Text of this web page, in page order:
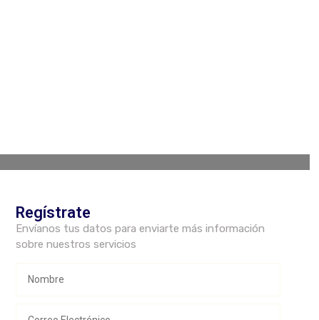
Regístrate
Envíanos tus datos para enviarte más información
sobre nuestros servicios